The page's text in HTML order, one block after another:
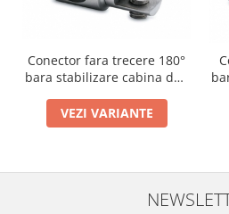
Conector fara trecere 180°
bara stabilizare cabina dus
VEZI VARIANTE